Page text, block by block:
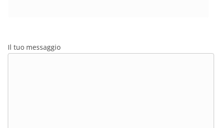
Il tuo messaggio